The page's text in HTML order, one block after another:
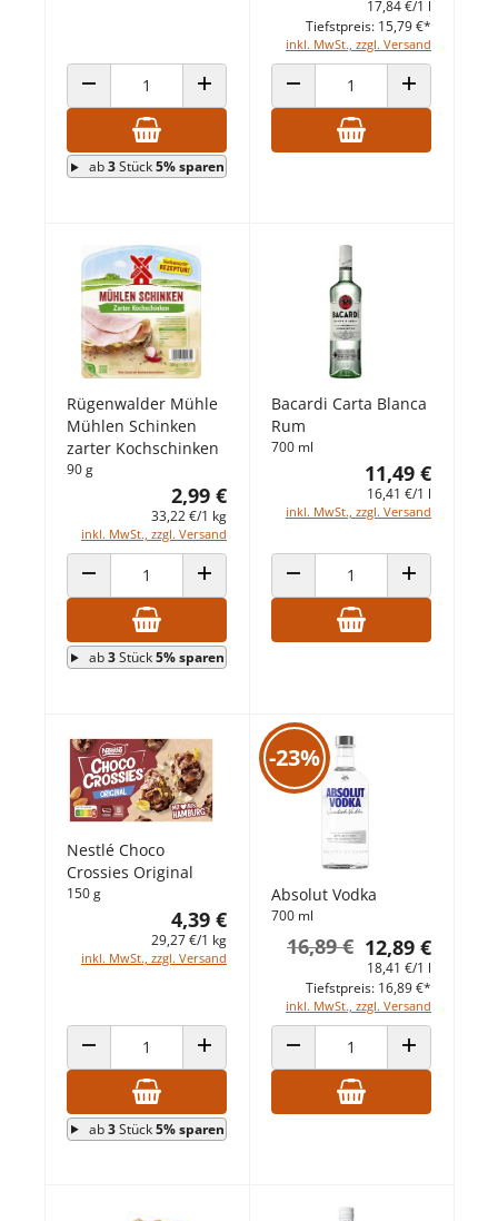
ANZAHL VERRINGERNANZAHL ERHÖHEN
ab3Stück5% sparen
17,84 €/1 l
inkl. MwSt., zzgl. Versand
Tiefstpreis: 15,79 €*
ANZAHL VERRINGERNANZAHL
Rügenwalder Mühle
Mühlen Schinken
zarter Kochschinken
90 g
2,99 €
33,22 €/1 kg
inkl. MwSt., zzgl. Versand
ANZAHL VERRINGERNANZAHL ERHÖHEN
ab3Stück5% sparen
Bacardi Carta Blanca
Rum
700 ml
11,49 €
16,41 €/1 l
inkl. MwSt., zzgl. Versand
ANZAHL VERRINGERNANZAHL
Nestlé Choco
Crossies Original
150 g
4,39 €
29,27 €/1 kg
inkl. MwSt., zzgl. Versand
ANZAHL VERRINGERNANZAHL ERHÖHEN
ab3Stück5% sparen
-23%
Absolut Vodka
700 ml
12,89 €
16,89 €
18,41 €/1 l
inkl. MwSt., zzgl. Versand
Tiefstpreis: 16,89 €*
ANZAHL VERRINGERNANZAHL